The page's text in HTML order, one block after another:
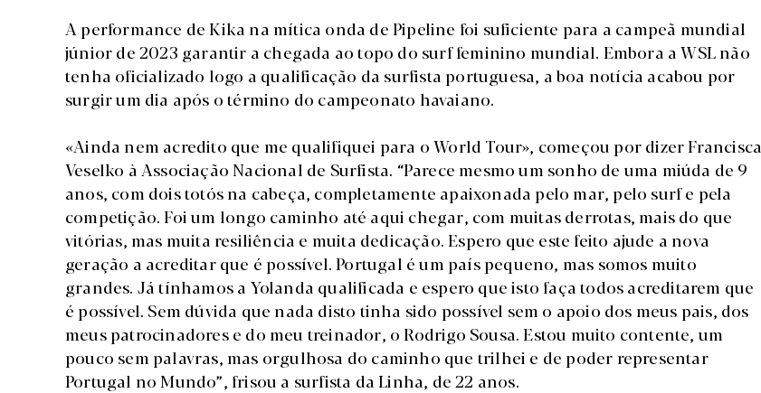
A performance de Kika na mítica onda de Pipeline foi suficiente para a campeã mundial
júnior de 2023 garantir a chegada ao topo do surf feminino mundial. Embora a WSL não
tenha oficializado logo a qualificação da surfista portuguesa, a boa notícia acabou por
surgir um dia após o término do campeonato havaiano.
«Ainda nem acredito que me qualifiquei para o World Tour», começou por dizer Francisca
Veselko à Associação Nacional de Surfista. “Parece mesmo um sonho de uma miúda de 9
anos, com dois totós na cabeça, completamente apaixonada pelo mar, pelo surf e pela
competição. Foi um longo caminho até aqui chegar, com muitas derrotas, mais do que
vitórias, mas muita resiliência e muita dedicação. Espero que este feito ajude a nova
geração a acreditar que é possível. Portugal é um país pequeno, mas somos muito
grandes. Já tínhamos a Yolanda qualificada e espero que isto faça todos acreditarem que
é possível. Sem dúvida que nada disto tinha sido possível sem o apoio dos meus pais, dos
meus patrocinadores e do meu treinador, o Rodrigo Sousa. Estou muito contente, um
pouco sem palavras, mas orgulhosa do caminho que trilhei e de poder representar
Portugal no Mundo”, frisou a surfista da Linha, de 22 anos.